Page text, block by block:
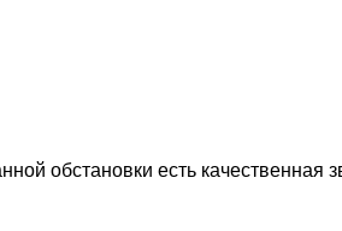
обстановки есть качественная